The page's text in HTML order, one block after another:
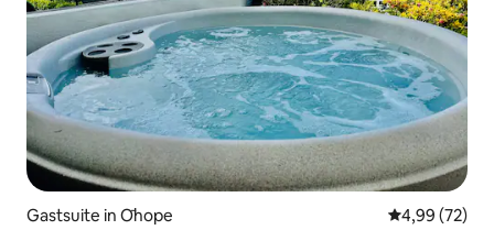
Gastsuite in Ōhope Gemiddelde
4,99 (72)